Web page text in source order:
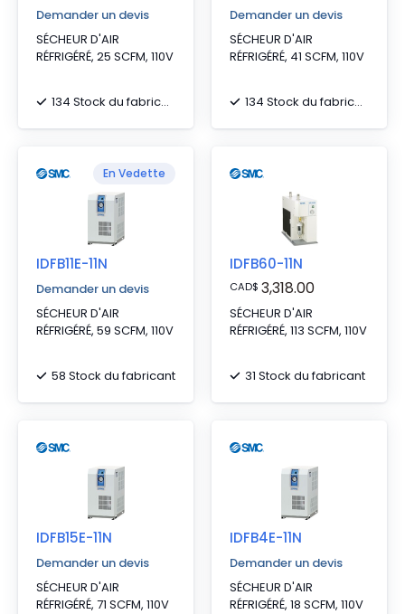
Demander un devis
SÉCHEUR D'AIR
RÉFRIGÉRÉ, 25 SCFM, 110V
134 Stock du fabricant
Demander un devis
SÉCHEUR D'AIR
RÉFRIGÉRÉ, 41 SCFM, 110V
134 Stock du fabricant
En Vedette
IDFB11E-11N
Demander un devis
SÉCHEUR D'AIR
RÉFRIGÉRÉ, 59 SCFM, 110V
58 Stock du fabricant
IDFB60-11N
CAD$ 3,318.00
SÉCHEUR D'AIR
RÉFRIGÉRÉ, 113 SCFM, 110V
31 Stock du fabricant
IDFB15E-11N
Demander un devis
SÉCHEUR D'AIR
RÉFRIGÉRÉ, 71 SCFM, 110V
IDFB4E-11N
Demander un devis
SÉCHEUR D'AIR
RÉFRIGÉRÉ, 18 SCFM, 110V